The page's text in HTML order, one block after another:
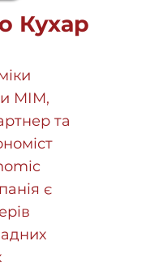
Кухар
МІМ,
та
є